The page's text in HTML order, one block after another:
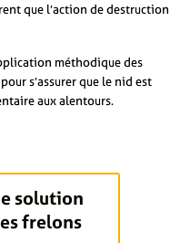
que l’action de destruction
méthodique des
s’assurer que le nid est
aux alentours.
solution
frelons